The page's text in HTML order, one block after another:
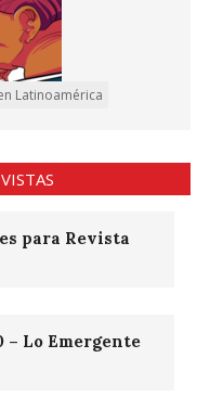
Latinoamérica
para Revista
– Lo Emergente